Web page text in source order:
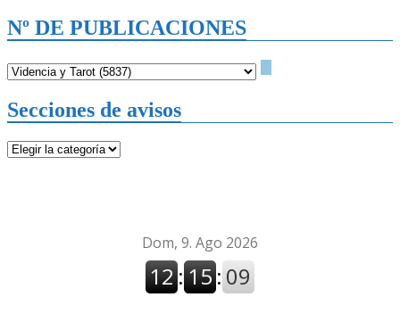
Nº DE PUBLICACIONES
Secciones de avisos
Secciones